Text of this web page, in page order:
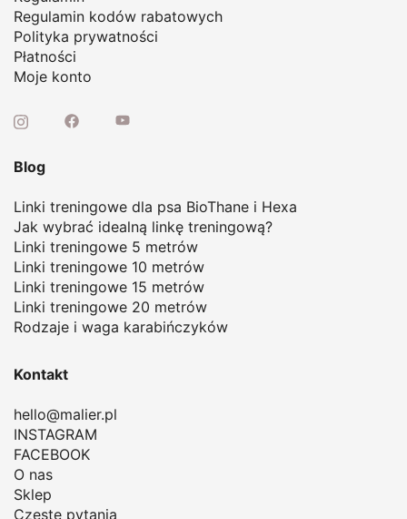
Regulamin kodów rabatowych
Polityka prywatności
Płatności
Moje konto
Blog
Linki treningowe dla psa BioThane i Hexa
Jak wybrać idealną linkę treningową?
Linki treningowe 5 metrów
Linki treningowe 10 metrów
Linki treningowe 15 metrów
Linki treningowe 20 metrów
Rodzaje i waga karabińczyków
Kontakt
hello@malier.pl
INSTAGRAM
FACEBOOK
O nas
Sklep
Częste pytania